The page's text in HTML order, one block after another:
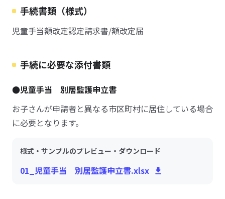
手続書類（様式）
児童手当額改定認定請求書/額改定届
手続に必要な添付書類
●児童手当 別居監護申立書
お子さんが申請者と異なる市区町村に居住している場合
に必要となります。
様式・サンプルのプレビュー・ダウンロード
01_児童手当 別居監護申立書.xlsx